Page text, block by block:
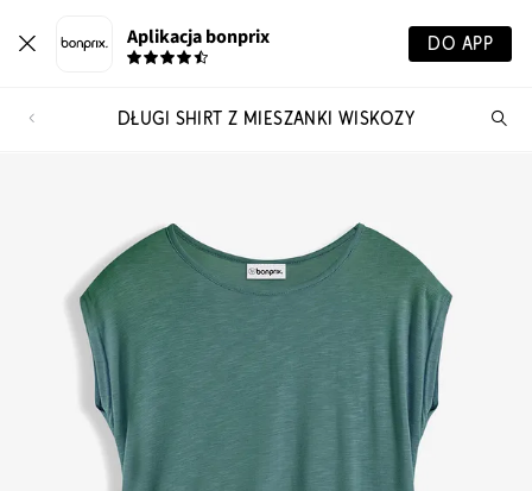
Aplikacja bonprix DO APP
DŁUGI SHIRT Z MIESZANKI WISKOZY